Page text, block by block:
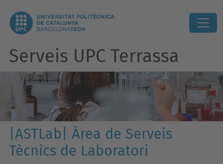
Serveis UPC Terrassa
|ASTLab| Àrea de Serveis
Tècnics de Laboratori